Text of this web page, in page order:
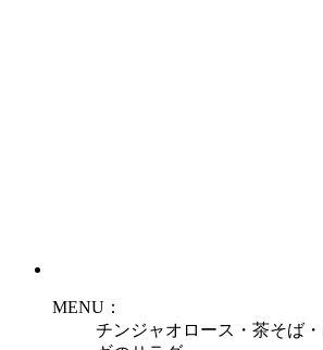
MENU：
チンジャオロース・茶そば